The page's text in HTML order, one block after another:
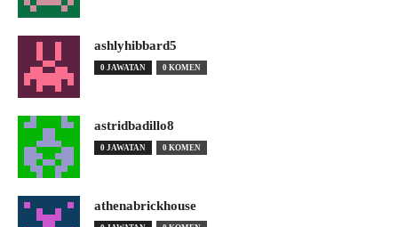
ashlyhibbard5
0 JAWATAN 0 KOMEN
astridbadillo8
0 JAWATAN 0 KOMEN
athenabrickhouse